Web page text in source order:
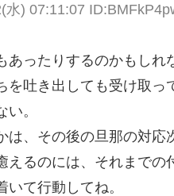
水) 07:11:07
ったりするのかもしれ
吐き出しても受け取っ
。
、その後の旦那の対応
えるのには、それまでの
て行動してね。